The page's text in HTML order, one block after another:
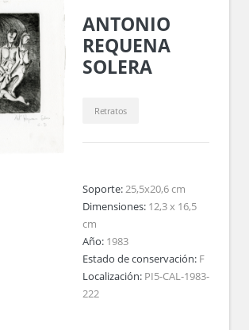
ANTONIO
REQUENA
SOLERA
Retratos
Soporte:25,5x20,6 cm
Dimensiones: 12,3 x 16,5
cm
Año: 1983
Estado de conservación: F
Localización: PI5-CAL-1983-
222